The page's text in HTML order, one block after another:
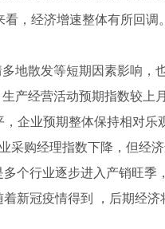
，经济增速整体有所回调
地散发等短期因素影响，
产经营活动预期指数较上
企业预期整体保持相对乐
采购经理指数下降，但经
个行业逐步进入产销旺季
新冠疫情得到 ，后期经